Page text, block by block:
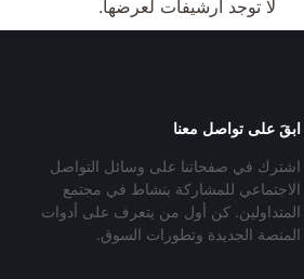
لا توجد أرشيفات لعرضها.
ابقَ على تواصل معنا
اشترك في صفحاتنا على وسائل التواصل
الاجتماعي للمشاركة بنشاط في مجتمع
المتداولين. كن أول من يتعرف على أدوات
المنصة الجديدة وتطورات السوق.